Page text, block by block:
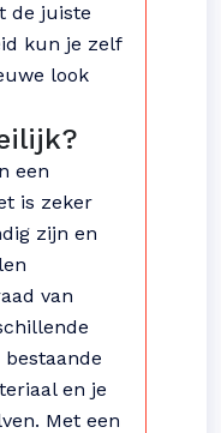
de juiste
kun je zelf
look
een
is zeker
zijn en
van
en je
Met een